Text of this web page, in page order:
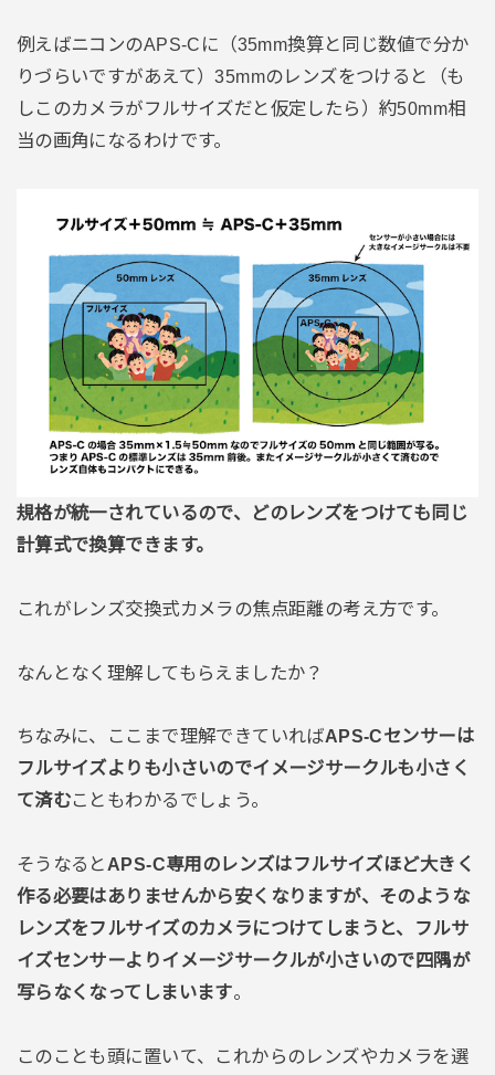
例えばニコンのAPS-Cに（35mm換算と同じ数値で分か
りづらいですがあえて）35mmのレンズをつけると（も
しこのカメラがフルサイズだと仮定したら）約50mm相
当の画角になるわけです。
規格が統一されているので、どのレンズをつけても同じ
計算式で換算できます。
これがレンズ交換式カメラの焦点距離の考え方です。
なんとなく理解してもらえましたか？
ちなみに、ここまで理解できていればAPS-Cセンサーは
フルサイズよりも小さいのでイメージサークルも小さく
て済むこともわかるでしょう。
そうなると APS-C専用のレンズはフルサイズほど大きく
作る必要はありませんから安くなりますが、そのような
レンズをフルサイズのカメラにつけてしまうと、フルサ
イズセンサーよりイメージサークルが小さいので四隅が
写らなくなってしまいます。
このことも頭に置いて、これからのレンズやカメラを選